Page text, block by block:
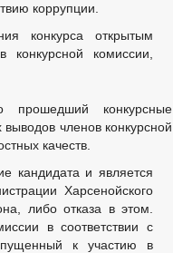
коррупции.
конкурса открытым
конкурсной комиссии,
прошедший конкурсные
членов конкурсной
качеств.
кандидата и является
Харсенойского
либо отказа в этом.
в соответствии с
к участию в